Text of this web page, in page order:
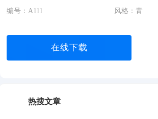
编号：A111
风格：青
在线下载
热搜文章